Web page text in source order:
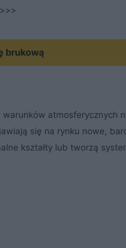
brukową
atmosferycznych
się na rynku nowe,
kształty lub tworzą